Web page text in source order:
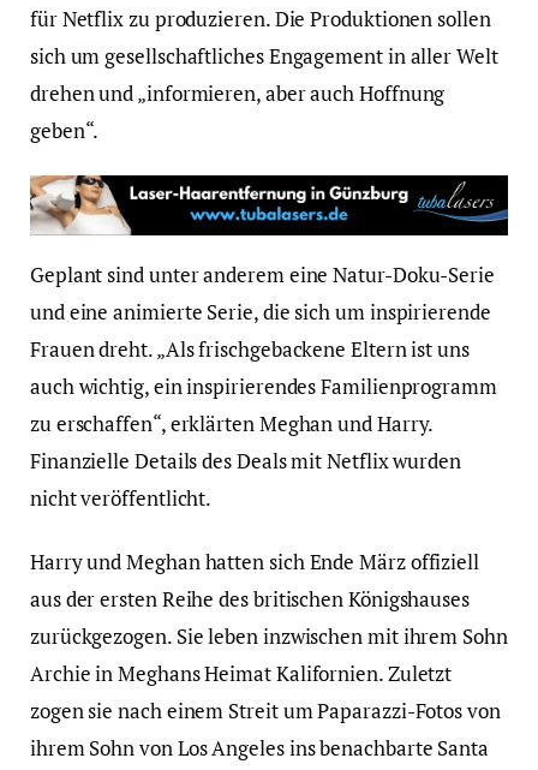
für Netflix zu produzieren. Die Produktionen sollen
sich um gesellschaftliches Engagement in aller Welt
drehen und „informieren, aber auch Hoffnung
geben“.
Geplant sind unter anderem eine Natur-Doku-Serie
und eine animierte Serie, die sich um inspirierende
Frauen dreht. „Als frischgebackene Eltern ist uns
auch wichtig, ein inspirierendes Familienprogramm
zu erschaffen“, erklärten Meghan und Harry.
Finanzielle Details des Deals mit Netflix wurden
nicht veröffentlicht.
Harry und Meghan hatten sich Ende März offiziell
aus der ersten Reihe des britischen Königshauses
zurückgezogen. Sie leben inzwischen mit ihrem Sohn
Archie in Meghans Heimat Kalifornien. Zuletzt
zogen sie nach einem Streit um Paparazzi-Fotos von
ihrem Sohn von Los Angeles ins benachbarte Santa